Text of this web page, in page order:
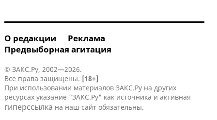
О редакции
Реклама
Предвыборная агитация
© ЗАКС.Ру, 2002—2026.
Все права защищены. [18+]
При использовании материалов ЗАКС.Ру на других
ресурсах указание "ЗАКС.Ру" как источника и активная
гиперссылка на наш сайт обязательны.